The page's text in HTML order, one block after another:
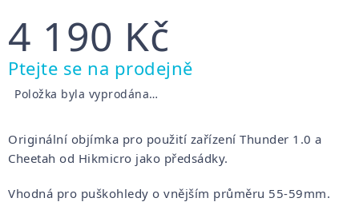
4 190 Kč
Měrná
cena:
Ptejte se na prodejně
Položka byla vyprodána…
Originální objímka pro použití zařízení Thunder 1.0 a
Cheetah od Hikmicro jako předsádky.
Vhodná pro puškohledy o vnějším průměru 55-59mm.